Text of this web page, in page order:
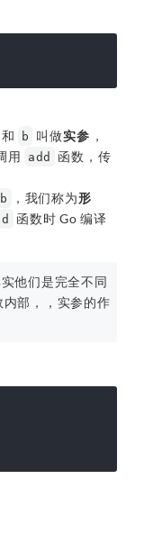
和 b 叫做实参 ，
用 add
函数，传
b ，我们称为形
函数时 Go 编译
他们是完全不同
部，，实参的作